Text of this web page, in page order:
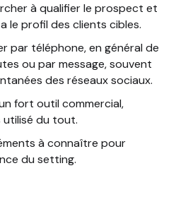
à qualifier le prospect et
le profil des clients cibles.
par téléphone, en général de
ou par message, souvent
des réseaux sociaux.
fort outil commercial,
utilisé du tout.
à connaître pour
du setting.